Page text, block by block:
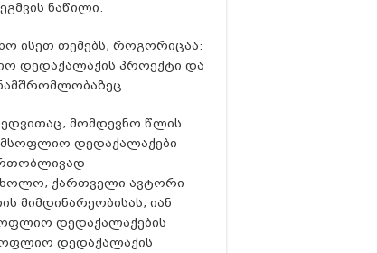
ნაწილი.
ისეთ თემებს, როგორიცაა:
დედაქალაქის პროექტი და
მომდევნო წლის
მსოფლიო დედაქალაქები
ხოლო, ქართველი ავტორი
მიმდინარეობისას, იან
დედაქალაქების
დედაქალაქის